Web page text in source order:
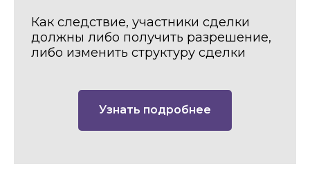
Как следствие, участники сделки
должны либо получить разрешение,
либо изменить структуру сделки
Узнать подробнее